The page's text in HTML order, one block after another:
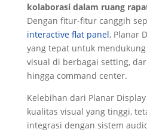
kolaborasi dalam ruang
Dengan fitur-fitur canggih
interactive flat panel, Planar
yang tepat untuk
visual di berbagai setting,
hingga command center.
Kelebihan dari Planar
kualitas visual yang tinggi,
integrasi dengan sistem